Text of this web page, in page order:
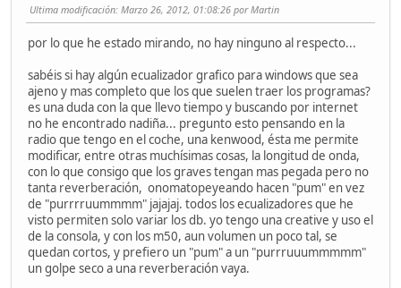
Ultima modificación: Marzo 26, 2012, 01:08:26 por Martin
por lo que he estado mirando, no hay ninguno al respecto...
sabéis si hay algún ecualizador grafico para windows que sea
ajeno y mas completo que los que suelen traer los programas?
es una duda con la que llevo tiempo y buscando por internet
no he encontrado nadiña... pregunto esto pensando en la
radio que tengo en el coche, una kenwood, ésta me permite
modificar, entre otras muchísimas cosas, la longitud de onda,
con lo que consigo que los graves tengan mas pegada pero no
tanta reverberación, onomatopeyeando hacen "pum" en vez
de "purrrruummmm" jajajaj. todos los ecualizadores que he
visto permiten solo variar los db. yo tengo una creative y uso el
de la consola, y con los m50, aun volumen un poco tal, se
quedan cortos, y prefiero un "pum" a un "purrruuummmmm"
un golpe seco a una reverberación vaya.